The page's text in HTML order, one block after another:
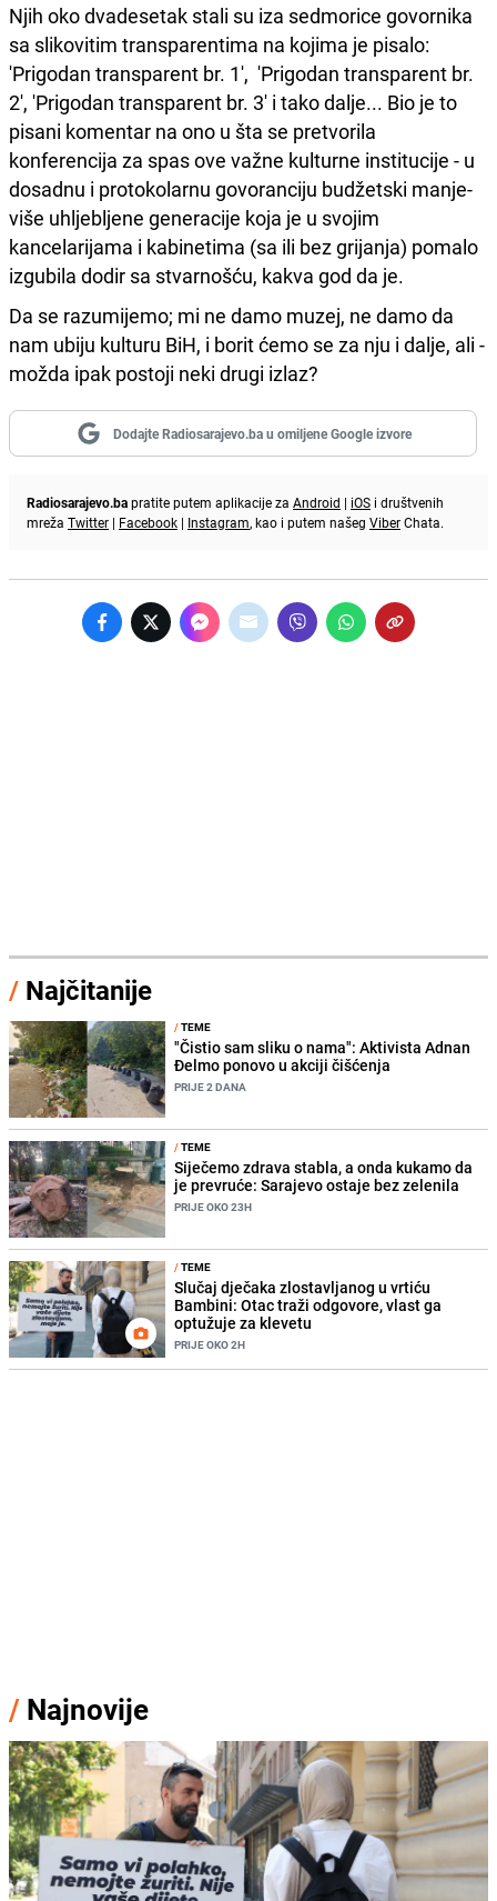
Njih oko dvadesetak stali su iza sedmorice govornika
sa slikovitim transparentima na kojima je pisalo:
'Prigodan transparent br. 1', 'Prigodan transparent br.
2', 'Prigodan transparent br. 3' i tako dalje... Bio je to
pisani komentar na ono u šta se pretvorila
konferencija za spas ove važne kulturne institucije - u
dosadnu i protokolarnu govoranciju budžetski manje-
više uhljebljene generacije koja je u svojim
kancelarijama i kabinetima (sa ili bez grijanja) pomalo
izgubila dodir sa stvarnošću, kakva god da je.
Da se razumijemo; mi ne damo muzej, ne damo da
nam ubiju kulturu BiH, i borit ćemo se za nju i dalje, ali -
možda ipak postoji neki drugi izlaz?
Dodajte Radiosarajevo.ba u omiljene Google izvore
Radiosarajevo.bapratite putem aplikacije za Android | iOS i društvenih
mreža Twitter | Facebook | Instagram, kao i putem našeg ViberChata.
/ Najčitanije
/TEME
"Čistio sam sliku o nama": Aktivista Adnan
Đelmo ponovo u akciji čišćenja
PRIJE 2 DANA
/TEME
Siječemo zdrava stabla, a onda kukamo da
je prevruće: Sarajevo ostaje bez zelenila
PRIJE OKO 23H
/TEME
Slučaj dječaka zlostavljanog u vrtiću
Bambini: Otac traži odgovore, vlast ga
optužuje za klevetu
PRIJE OKO 2H
/ Najnovije